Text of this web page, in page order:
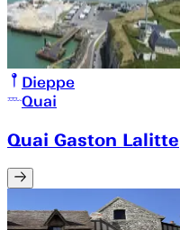
Dieppe
Quai
Quai Gaston Lalitte